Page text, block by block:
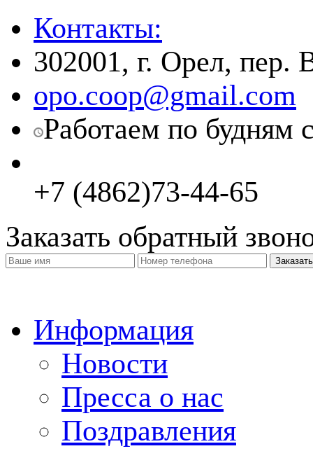
Контакты:
302001, г. Орел, пер.
opo.coop@gmail.com
Работаем по будням
+7 (4862)73-44-65
Заказать обратный
Информация
Новости
Пресса о нас
Поздравления